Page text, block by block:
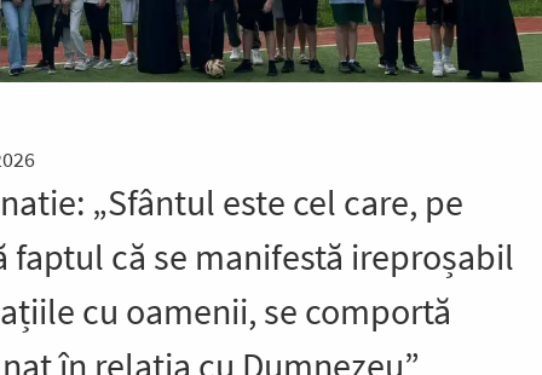
„Sfântul este cel care, pe
faptul că se manifestă ireproșabil
cu oamenii, se comportă
în relația cu Dumnezeu”